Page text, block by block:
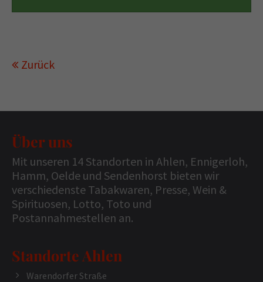
Zurück
Über uns
Mit unseren 14 Standorten in Ahlen, Ennigerloh,
Hamm, Oelde und Sendenhorst bieten wir
verschiedenste Tabakwaren, Presse, Wein &
Spirituosen, Lotto, Toto und
Postannahmestellen an.
Standorte Ahlen
Warendorfer Straße